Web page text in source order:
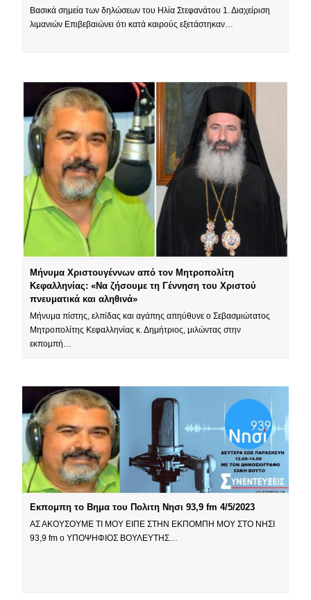
Βασικά σημεία των δηλώσεων του Ηλία Στεφανάτου 1. Διαχείριση
λιμανιών Επιβεβαιώνει ότι κατά καιρούς εξετάστηκαν…
Μήνυμα Χριστουγέννων από τον Μητροπολίτη
Κεφαλληνίας: «Να ζήσουμε τη Γέννηση του Χριστού
πνευματικά και αληθινά»
Μήνυμα πίστης, ελπίδας και αγάπης απηύθυνε ο Σεβασμιώτατος
Μητροπολίτης Κεφαλληνίας κ. Δημήτριος, μιλώντας στην
εκπομπή…
Εκπομπη το Βημα του Πολιτη Νησι 93,9 fm 4/5/2023
ΑΣ ΑΚΟΥΣΟΥΜΕ ΤΙ ΜΟΥ ΕΙΠΕ ΣΤΗΝ ΕΚΠΟΜΠΗ ΜΟΥ ΣΤΟ ΝΗΣΙ
93,9 fm o ΥΠΟΨΗΦΙΟΣ ΒΟΥΛΕΥΤΗΣ…